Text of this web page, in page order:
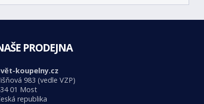
PRODEJNA
koupelny.cz
983 (vedle VZP)
01 Most
republika